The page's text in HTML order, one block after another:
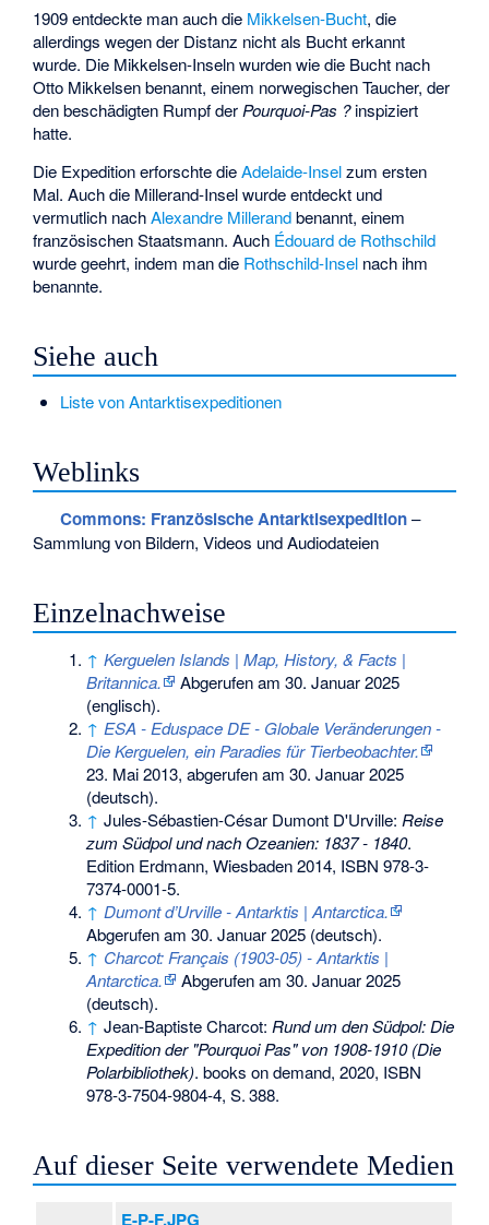
1909 entdeckte man auch die Mikkelsen-Bucht, die
allerdings wegen der Distanz nicht als Bucht erkannt
wurde. Die Mikkelsen-Inselnwurden wie die Bucht nach
Otto Mikkelsen benannt, einem norwegischen Taucher, der
den beschädigten Rumpf der Pourquoi-Pas ?inspiziert
hatte.
Die Expedition erforschte dieAdelaide-Inselzum ersten
Mal. Auch die Millerand-Inselwurde entdeckt und
vermutlich nachAlexandre Millerandbenannt, einem
französischen Staatsmann. Auch Édouard de Rothschild
wurde geehrt, indem man die Rothschild-Insel nach ihm
benannte.
Siehe auch
Liste von Antarktisexpeditionen
Weblinks
Commons: Französische Antarktisexpedition–
Sammlung von Bildern, Videos und Audiodateien
Einzelnachweise
↑ Kerguelen Islands | Map, History, & Facts |
Britannica.
Abgerufen am 30. Januar 2025
(englisch).
↑ ESA - Eduspace DE - Globale Veränderungen -
Die Kerguelen, ein Paradies für Tierbeobachter.
23. Mai 2013, abgerufen am 30. Januar 2025
(deutsch).
↑ Jules-Sébastien-César Dumont D'Urville: Reise
zum Südpol und nach Ozeanien: 1837 - 1840.
Edition Erdmann, Wiesbaden 2014, ISBN 978-3-
7374-0001-5.
↑ Dumont d’Urville - Antarktis | Antarctica.
Abgerufen am 30. Januar 2025 (deutsch).
↑ Charcot: Français (1903-05) - Antarktis |
Antarctica.
Abgerufen am 30. Januar 2025
(deutsch).
↑ Jean-Baptiste Charcot: Rund um den Südpol: Die
Expedition der "Pourquoi Pas" von 1908-1910 (Die
Polarbibliothek). books on demand, 2020, ISBN
978-3-7504-9804-4,S.388.
Auf dieser Seite verwendete Medien
E-P-F.JPG